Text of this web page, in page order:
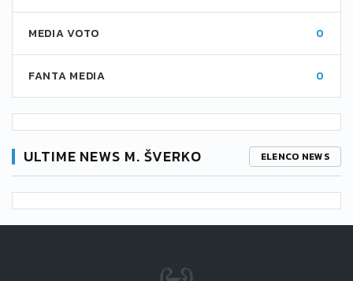
MEDIA VOTO 0
FANTA MEDIA 0
ULTIME NEWS M. ŠVERKO ELENCO NEWS